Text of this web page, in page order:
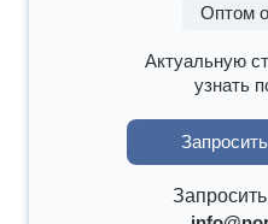
Оптом
Актуальную
узнать